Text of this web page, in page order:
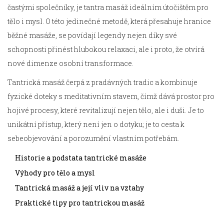
častými společníky, je tantra masáž ideálním útočištěm pro
tělo i mysl. O této jedinečné metodě, která přesahuje hranice
běžné masáže, se povídají legendy nejen díky své
schopnosti přinést hlubokou relaxaci, ale i proto, že otvírá
nové dimenze osobní transformace.
Tantrická masáž čerpá z pradávných tradic a kombinuje
fyzické doteky s meditativním stavem, čímž dává prostor pro
hojivé procesy, které revitalizují nejen tělo, ale i duši. Je to
unikátní přístup, který není jen o dotyku; je to cesta k
sebeobjevování a porozumění vlastním potřebám.
Historie a podstata tantrické masáže
Výhody pro tělo a mysl
Tantrická masáž a její vliv na vztahy
Praktické tipy pro tantrickou masáž